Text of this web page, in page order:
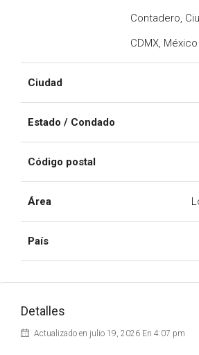
Contadero,
CDMX, México
Ciudad
Estado / Condado
Código postal
Área
País
Detalles
Actualizado en julio 19, 2026 En 4:07 pm